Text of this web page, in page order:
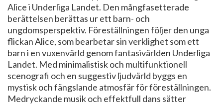
Alice i Underliga Landet. Den mångfasetterade
berättelsen berättas ur ett barn- och
ungdomsperspektiv. Föreställningen följer den unga
flickan Alice, som bearbetar sin verklighet som ett
barn i en vuxenvärld genom fantasivärlden Underliga
Landet. Med minimalistisk och multifunktionell
scenografi och en suggestiv ljudvärld byggs en
mystisk och fängslande atmosfär för föreställningen.
Medryckande musik och effektfull dans sätter